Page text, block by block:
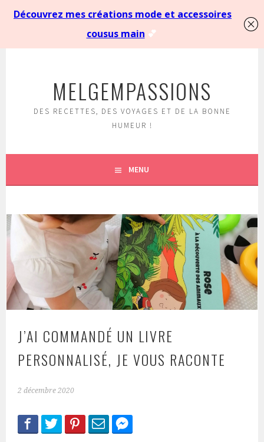
MELGEMPASSIONS
DES RECETTES, DES VOYAGES ET DE LA BONNE
HUMEUR !
MENU
J’AI COMMANDÉ UN LIVRE
PERSONNALISÉ, JE VOUS RACONTE
2 décembre 2020